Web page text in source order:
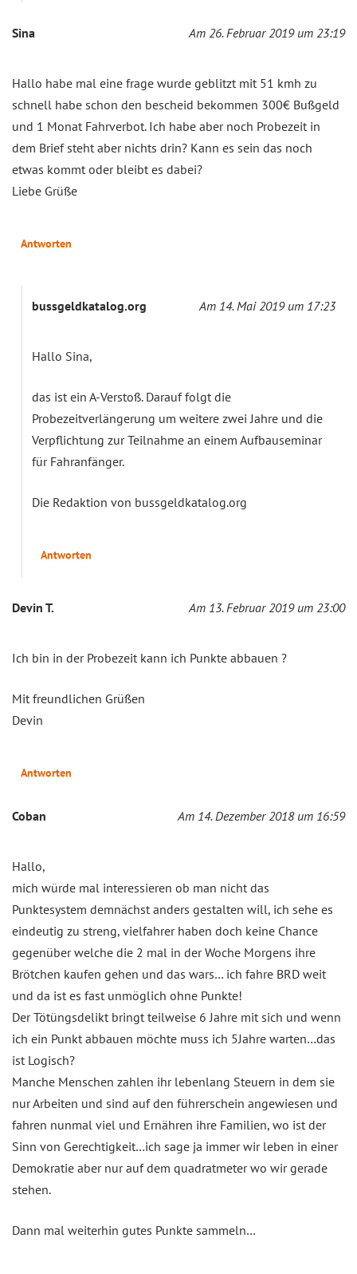
Sina Am 26. Februar 2019 um 23:19
Hallo habe mal eine frage wurde geblitzt mit 51 kmh zu
schnell habe schon den bescheid bekommen 300€ Bußgeld
und 1 Monat Fahrverbot. Ich habe aber noch Probezeit in
dem Brief steht aber nichts drin? Kann es sein das noch
etwas kommt oder bleibt es dabei?
Liebe Grüße
Antworten
bussgeldkatalog.org Am 14. Mai 2019 um 17:23
Hallo Sina,
das ist ein A-Verstoß. Darauf folgt die
Probezeitverlängerung um weitere zwei Jahre und die
Verpflichtung zur Teilnahme an einem Aufbauseminar
für Fahranfänger.
Die Redaktion von bussgeldkatalog.org
Antworten
Devin T. Am 13. Februar 2019 um 23:00
Ich bin in der Probezeit kann ich Punkte abbauen ?
Mit freundlichen Grüßen
Devin
Antworten
Coban Am 14. Dezember 2018 um 16:59
Hallo,
mich würde mal interessieren ob man nicht das
Punktesystem demnächst anders gestalten will, ich sehe es
eindeutig zu streng, vielfahrer haben doch keine Chance
gegenüber welche die 2 mal in der Woche Morgens ihre
Brötchen kaufen gehen und das wars… ich fahre BRD weit
und da ist es fast unmöglich ohne Punkte!
Der Tötüngsdelikt bringt teilweise 6 Jahre mit sich und wenn
ich ein Punkt abbauen möchte muss ich 5Jahre warten…das
ist Logisch?
Manche Menschen zahlen ihr lebenlang Steuern in dem sie
nur Arbeiten und sind auf den führerschein angewiesen und
fahren nunmal viel und Ernähren ihre Familien, wo ist der
Sinn von Gerechtigkeit…ich sage ja immer wir leben in einer
Demokratie aber nur auf dem quadratmeter wo wir gerade
stehen.
Dann mal weiterhin gutes Punkte sammeln…